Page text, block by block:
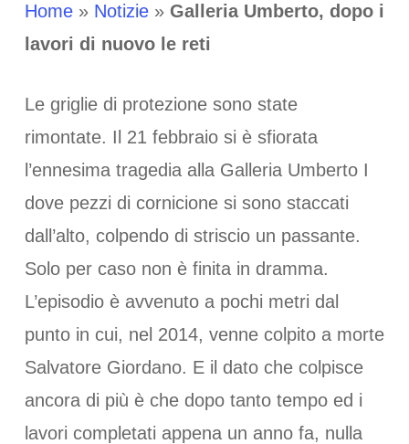
Home» Notizie» Galleria Umberto, dopo i
lavori di nuovo le reti
Le griglie di protezione sono state
rimontate. Il 21 febbraio si è sfiorata
l’ennesima tragedia alla Galleria Umberto I
dove pezzi di cornicione si sono staccati
dall’alto, colpendo di striscio un passante.
Solo per caso non è finita in dramma.
L’episodio è avvenuto a pochi metri dal
punto in cui, nel 2014, venne colpito a morte
Salvatore Giordano. E il dato che colpisce
ancora di più è che dopo tanto tempo ed i
lavori completati appena un anno fa, nulla